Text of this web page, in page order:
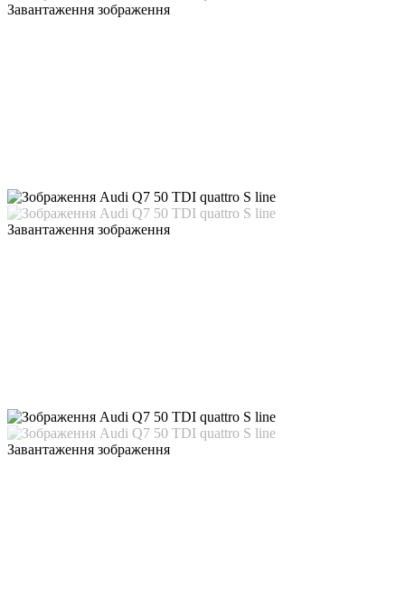
Завантаження зображення
Завантаження зображення
Завантаження зображення